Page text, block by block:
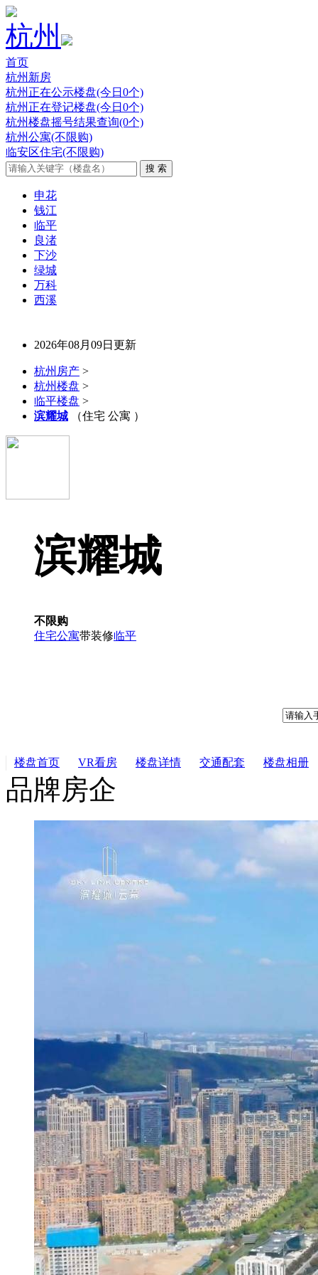
杭州
首页
杭州新房
杭州正在公示楼盘(今日0个)
杭州正在登记楼盘(今日0个)
杭州楼盘摇号结果查询(0个)
杭州公寓(不限购)
临安区住宅(不限购)
申花
钱江
临平
良渚
下沙
绿城
万科
西溪
2026年08月09日更新
杭州房产 >
杭州楼盘 >
临平楼盘 >
滨耀城 （住宅 公寓 ）
滨耀城
不限购
住宅公寓带装修临平
楼盘首页 VR看房 楼盘详情 交通配套 楼盘相册
品牌房企